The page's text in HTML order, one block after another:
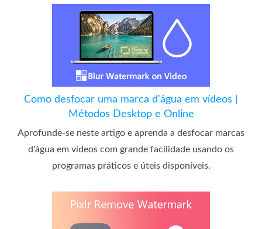
Como desfocar uma marca d'água em vídeos |
Métodos Desktop e Online
Aprofunde-se neste artigo e aprenda a desfocar marcas
d'água em vídeos com grande facilidade usando os
programas práticos e úteis disponíveis.